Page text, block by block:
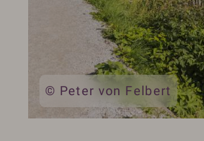
© Peter von Felbert